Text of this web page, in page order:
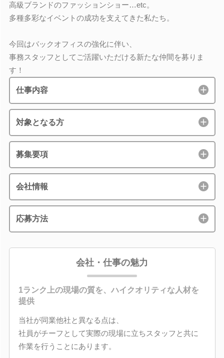
高級ブランドのファッションショー…etc。
多種多彩なイベントの成功を支えてきた私たち。
今回はバックオフィスの強化に伴い、
事務スタッフとしてご活躍いただける新たな仲間を募りま
す！
仕事内容
対象となる方
募集要項
会社情報
応募方法
会社・仕事の魅力
1ランク上の現場の質を、ハイクオリティな人材を
提供
当社が同業他社と異なる点は、
社員がチーフとして実際の現場に立ちスタッフと共に
作業を行うことにあります。